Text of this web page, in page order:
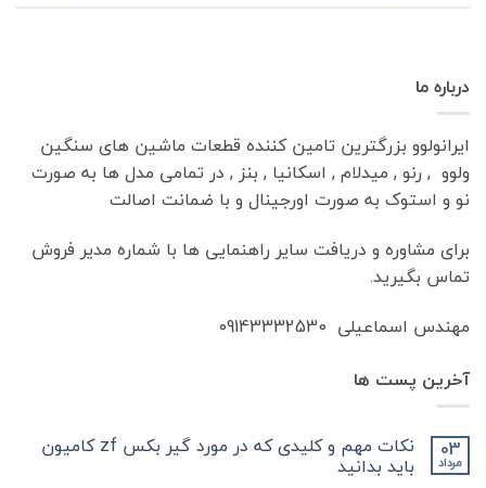
درباره ما
ایرانولوو بزرگترین تامین کننده قطعات ماشین های سنگین
ولوو , رنو , میدلام , اسکانیا , بنز , در تمامی مدل ها به صورت
نو و استوک به صورت اورجینال و با ضمانت اصالت
برای مشاوره و دریافت سایر راهنمایی ها با شماره مدیر فروش
تماس بگیرید.
مهندس اسماعیلی 09143332530
آخرین پست ها
03
مرداد
نکات مهم و کلیدی که در مورد گیر بکس zf کامیون
باید بدانید